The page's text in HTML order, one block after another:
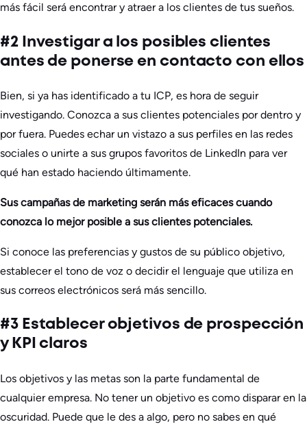
más fácil será encontrar y atraer a los clientes de tus sueños.
#2 Investigar a los posibles clientes
antes de ponerse en contacto con ellos
Bien, si ya has identificado a tu ICP, es hora de seguir
investigando. Conozca a sus clientes potenciales por dentro y
por fuera. Puedes echar un vistazo a sus perfiles en las redes
sociales o unirte a sus grupos favoritos de LinkedIn para ver
qué han estado haciendo últimamente.
Sus campañas de marketing serán más eficaces cuando
conozca lo mejor posible a sus clientes potenciales.
Si conoce las preferencias y gustos de su público objetivo,
establecer el tono de voz o decidir el lenguaje que utiliza en
sus correos electrónicos será más sencillo.
#3 Establecer objetivos de prospección
y KPI claros
Los objetivos y las metas son la parte fundamental de
cualquier empresa. No tener un objetivo es como disparar en la
oscuridad. Puede que le des a algo, pero no sabes en qué